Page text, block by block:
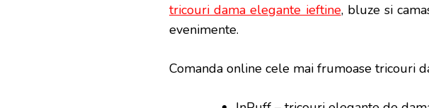
tricouri dama elegante ieftine, bluze si
evenimente.
Comanda online cele mai frumoase tricouri